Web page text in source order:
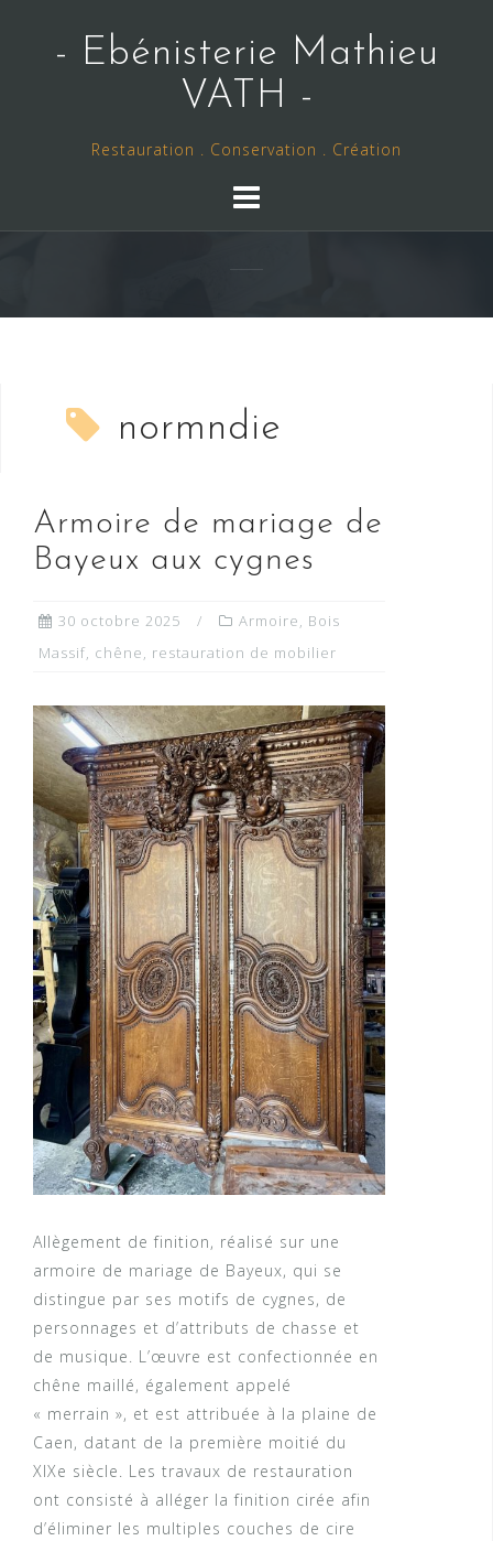
- Ebénisterie Mathieu
VATH -
Restauration . Conservation . Création
normndie
Armoire de mariage de
Bayeux aux cygnes
30 octobre 2025 Armoire, Bois
Massif, chêne, restauration de mobilier
Allègement de finition, réalisé sur une
armoire de mariage de Bayeux, qui se
distingue par ses motifs de cygnes, de
personnages et d’attributs de chasse et
de musique. L’œuvre est confectionnée en
chêne maillé, également appelé
« merrain », et est attribuée à la plaine de
Caen, datant de la première moitié du
XIXe siècle. Les travaux de restauration
ont consisté à alléger la finition cirée afin
d’éliminer les multiples couches de cire